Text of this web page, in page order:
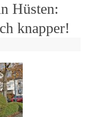
Hüsten:
knapper!